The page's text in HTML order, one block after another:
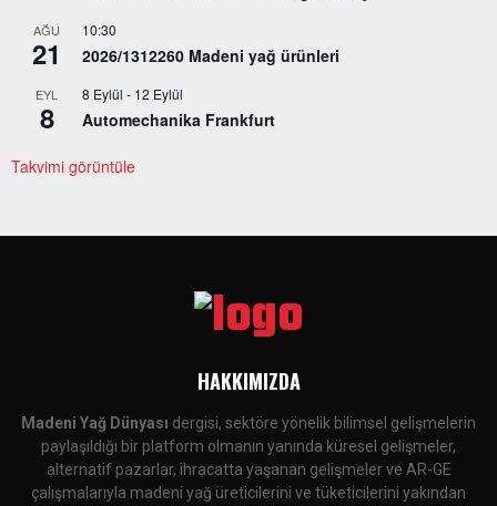
AĞU
21
10:30
2026/1312260 Madeni yağ ürünleri
EYL
8
8 Eylül - 12 Eylül
Automechanika Frankfurt
Takvimi görüntüle
HAKKIMIZDA
Madeni Yağ Dünyası dergisi, sektöre yönelik bilimsel gelişmelerin
paylaşıldığı bir platform olmanın yanında küresel gelişmeler,
alternatif pazarlar, ihracatta yaşanan gelişmeler ve AR-GE
çalışmalarıyla madeni yağ üreticilerini ve tüketicilerini yakından